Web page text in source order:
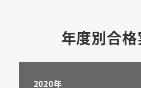
年度別合
2020年